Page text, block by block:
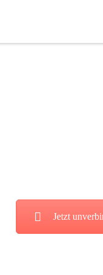
Jetzt